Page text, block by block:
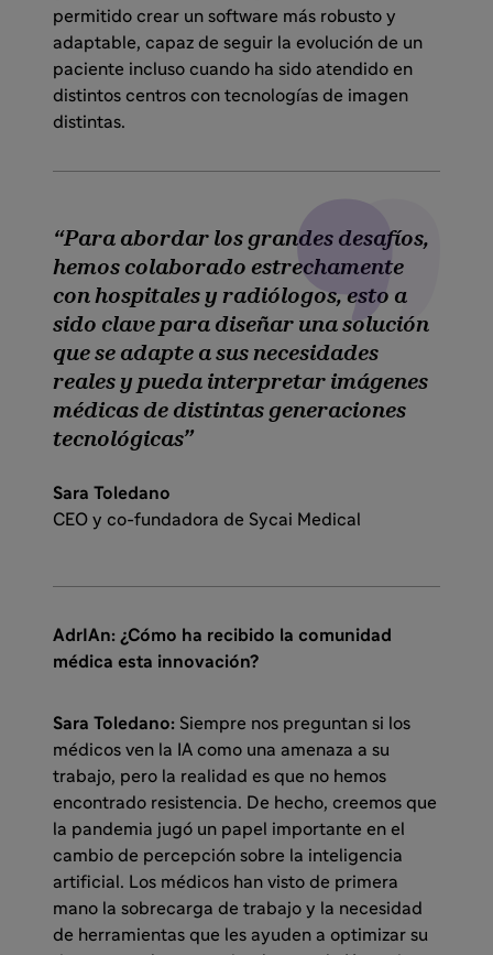
permitido crear un software más robusto y
adaptable, capaz de seguir la evolución de un
paciente incluso cuando ha sido atendido en
distintos centros con tecnologías de imagen
distintas.
Para abordar los grandes desafíos,
hemos colaborado estrechamente
con hospitales y radiólogos, esto a
sido clave para diseñar una solución
que se adapte a sus necesidades
reales y pueda interpretar imágenes
médicas de distintas generaciones
tecnológicas
Sara Toledano
CEO y co-fundadora de Sycai Medical
AdrIAn: ¿Cómo ha recibido la comunidad
médica esta innovación?
Sara Toledano: Siempre nos preguntan si los
médicos ven la IA como una amenaza a su
trabajo, pero la realidad es que no hemos
encontrado resistencia. De hecho, creemos que
la pandemia jugó un papel importante en el
cambio de percepción sobre la inteligencia
artificial. Los médicos han visto de primera
mano la sobrecarga de trabajo y la necesidad
de herramientas que les ayuden a optimizar su